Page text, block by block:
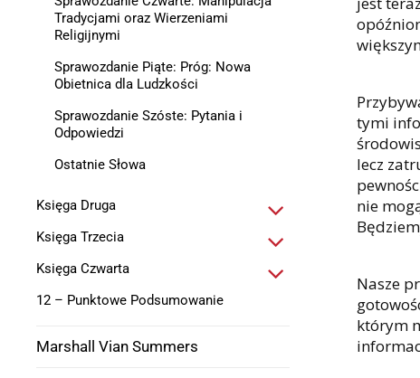
Tradycjami oraz Wierzeniami
Religijnymi
Sprawozdanie Piąte: Próg: Nowa
Obietnica dla Ludzkości
Sprawozdanie Szóste: Pytania i
Odpowiedzi
Ostatnie Słowa
Księga Druga
Księga Trzecia
Księga Czwarta
12 – Punktowe Podsumowanie
Marshall Vian Summers
tymi
lecz
nie
Nasze
którym